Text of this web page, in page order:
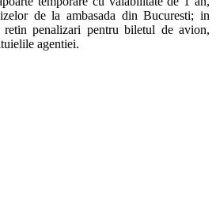
de la ambasada din Bucuresti; in
penalizari pentru biletul de avion,
agentiei.